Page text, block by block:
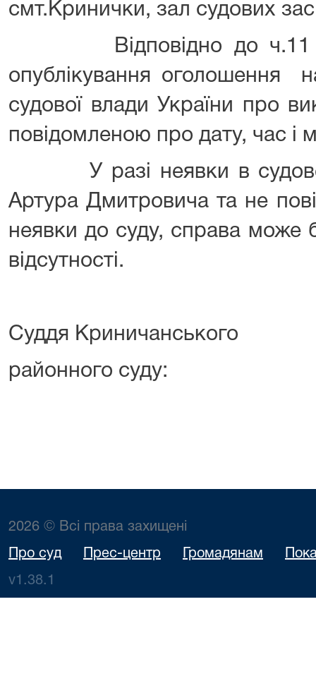
смт.Кринички, зал судових
Відповідно до ч.11
опублікування оголошення
судової влади України про
повідомленою про дату, час і
У разі неявки в судове
Артура Дмитровича та не
неявки до суду, справа може
відсутності.
Суддя Криничанського
районного
2026 © Всі права захищені
Про суд Прес-центр Громадянам
v1.38.1